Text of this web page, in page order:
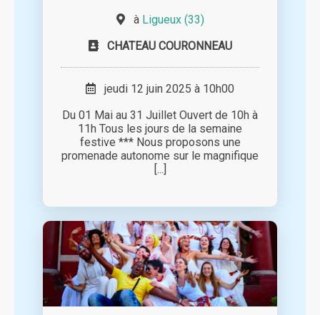
à Ligueux (33)
CHATEAU COURONNEAU
jeudi 12 juin 2025 à 10h00
Du 01 Mai au 31 Juillet Ouvert de 10h à
11h Tous les jours de la semaine
festive *** Nous proposons une
promenade autonome sur le magnifique
[...]